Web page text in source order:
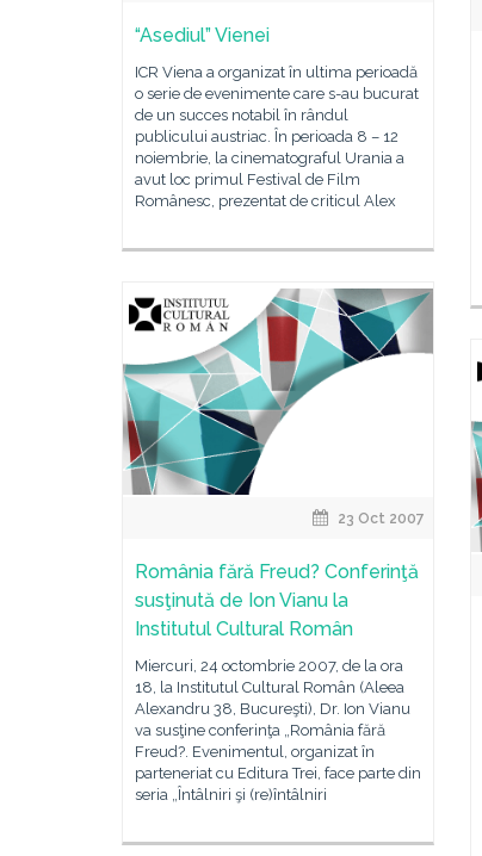
“Asediul” Vienei
ICR Viena a organizat în ultima perioadă
o serie de evenimente care s-au bucurat
de un succes notabil în rândul
publicului austriac. În perioada 8 – 12
noiembrie, la cinematograful Urania a
avut loc primul Festival de Film
Românesc, prezentat de criticul Alex
23 Oct 2007
România fără Freud? Conferinţă
susţinută de Ion Vianu la
Institutul Cultural Român
Miercuri, 24 octombrie 2007, de la ora
18, la Institutul Cultural Român (Aleea
Alexandru 38, Bucureşti), Dr. Ion Vianu
va susţine conferinţa „România fără
Freud?. Evenimentul, organizat în
parteneriat cu Editura Trei, face parte din
seria „Întâlniri şi (re)întâlniri